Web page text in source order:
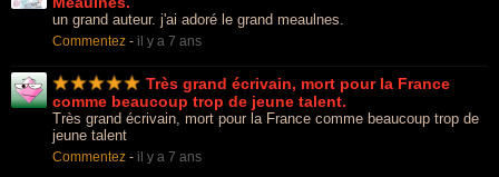
un grand auteur. j'ai adoré le grand meaulnes.
Commentez - il y a 7 ans
Très grand écrivain, mort pour la France
comme beaucoup trop de jeune talent.
Très grand écrivain, mort pour la France comme beaucoup trop de
jeune talent
Commentez - il y a 7 ans